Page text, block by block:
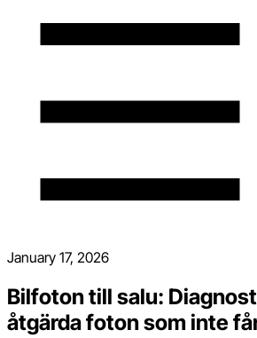
January 17, 2026
Bilfoton till salu:
åtgärda foton som inte